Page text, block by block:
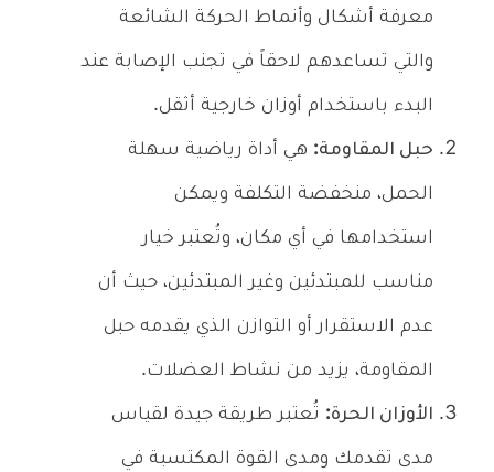
معرفة أشكال وأنماط الحركة الشائعة
والتي تساعدهم لاحقاً في تجنب الإصابة عند
البدء باستخدام أوزان خارجية أثقل.
حبل المقاومة: هي أداة رياضية سهلة
الحمل، منخفضة التكلفة ويمكن
استخدامها في أي مكان، وتُعتبر خيار
مناسب للمبتدئين وغير المبتدئين، حيث أن
عدم الاستقرار أو التوازن الذي يقدمه حبل
المقاومة، يزيد من نشاط العضلات.
الأوزان الحرة: تُعتبر طريقة جيدة لقياس
مدى تقدمك ومدى القوة المكتسبة في